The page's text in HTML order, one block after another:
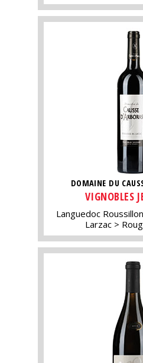
DOMAINE DU
VIGNOBLES
Languedoc Roussillon
Larzac